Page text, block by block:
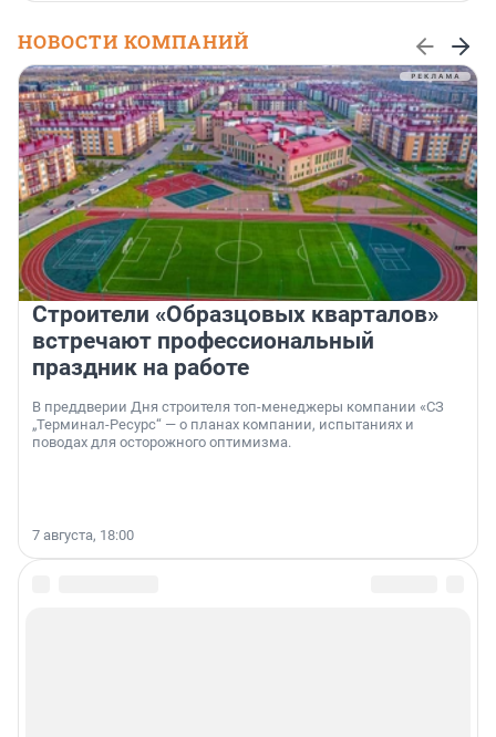
НОВОСТИ КОМПАНИЙ
Строители «Образцовых кварталов»
встречают профессиональный
праздник на работе
В преддверии Дня строителя топ-менеджеры компании «СЗ
„Терминал-Ресурс“ — о планах компании, испытаниях и
поводах для осторожного оптимизма.
7 августа, 18:00